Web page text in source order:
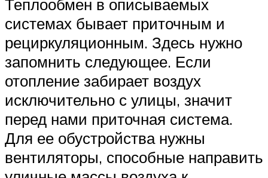
Теплообмен в описываемых
системах бывает приточным и
рециркуляционным. Здесь нужно
запомнить следующее. Если
отопление забирает воздух
исключительно с улицы, значит
перед нами приточная система.
Для ее обустройства нужны
вентиляторы, способные направить